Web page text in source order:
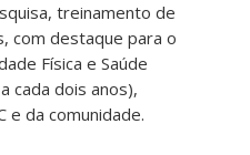
treinamento de
com destaque para o
Física e Saúde
cada dois anos),
e da comunidade.